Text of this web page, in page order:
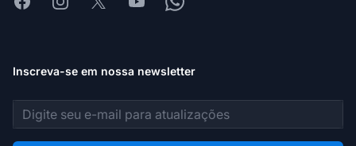
Inscreva-se em nossa newsletter
Endereço de e-mail